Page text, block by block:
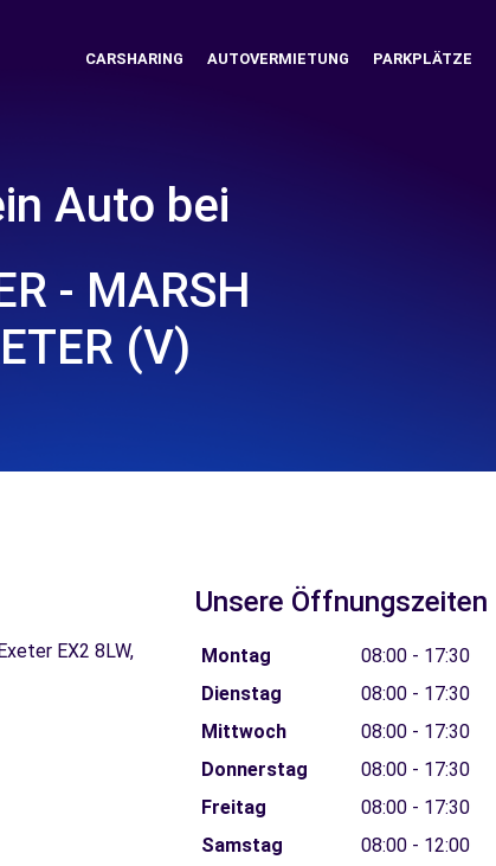
CARSHARING AUTOVERMIETUNG PARKPLÄTZE
Auto bei
- MARSH
(V)
EX2 8LW,
Unsere Öffnungszeiten
Montag
08:00 - 17:30
Dienstag
08:00 - 17:30
Mittwoch
08:00 - 17:30
Donnerstag
08:00 - 17:30
Freitag
08:00 - 17:30
Samstag
08:00 - 12:00